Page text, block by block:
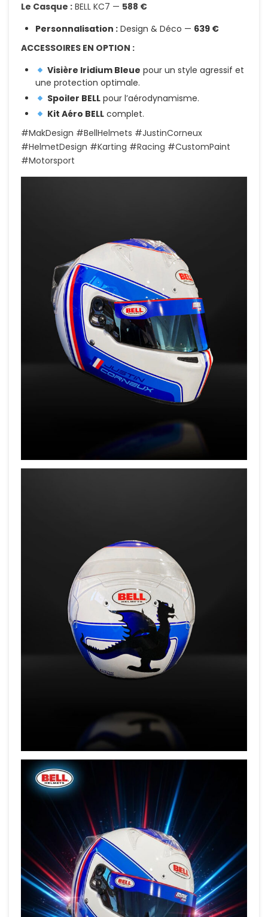
Le Casque : BELL KC7 — 588 €
Personnalisation :Design & Déco — 639 €
ACCESSOIRES EN OPTION :
Visière Iridium Bleue pour un style agressif et
une protection optimale.
Spoiler BELLpour l’aérodynamisme.
Kit Aéro BELLcomplet.
#MakDesign #BellHelmets #JustinCorneux
#HelmetDesign #Karting #Racing #CustomPaint
#Motorsport